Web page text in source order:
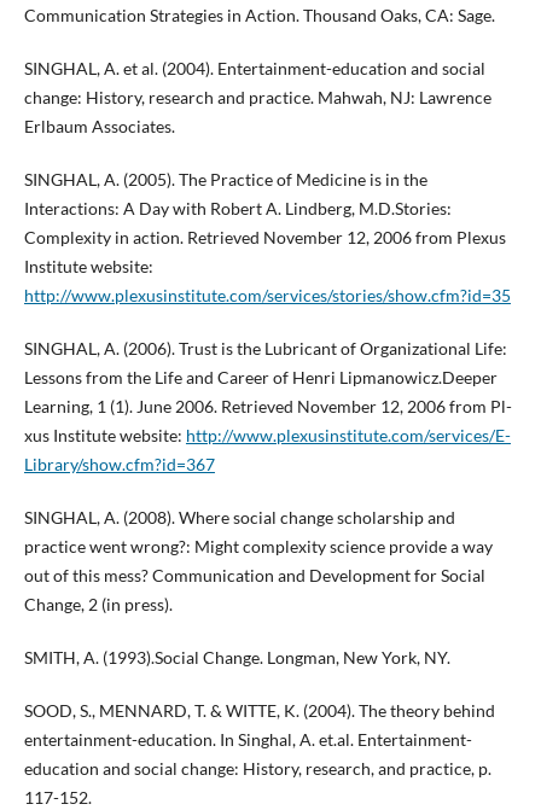
Communication Strategies in Action. Thousand Oaks, CA: Sage.
SINGHAL, A. et al. (2004). Entertainment-education and social
change: History, research and practice. Mahwah, NJ: Lawrence
Erlbaum Associates.
SINGHAL, A. (2005). The Practice of Medicine is in the
Interactions: A Day with Robert A. Lindberg, M.D.Stories:
Complexity in action. Retrieved November 12, 2006 from Plexus
Institute website:
http://www.plexusinstitute.com/services/stories/show.cfm?id=35
SINGHAL, A. (2006). Trust is the Lubricant of Organizational Life:
Lessons from the Life and Career of Henri Lipmanowicz.Deeper
Learning, 1 (1). June 2006. Retrieved November 12, 2006 from Pl-
xus Institute website: http://www.plexusinstitute.com/services/E-
Library/show.cfm?id=367
SINGHAL, A. (2008). Where social change scholarship and
practice went wrong?: Might complexity science provide a way
out of this mess? Communication and Development for Social
Change, 2 (in press).
SMITH, A. (1993).Social Change. Longman, New York, NY.
SOOD, S., MENNARD, T. & WITTE, K. (2004). The theory behind
entertainment-education. In Singhal, A. et.al. Entertainment-
education and social change: History, research, and practice, p.
117-152.